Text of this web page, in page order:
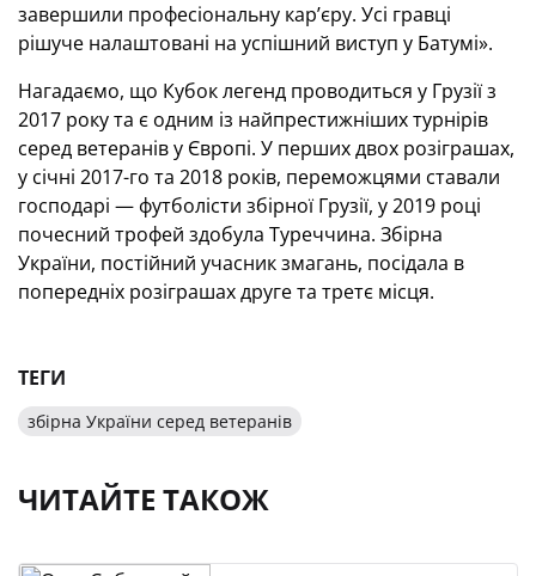
завершили професіональну кар’єру. Усі гравці
рішуче налаштовані на успішний виступ у Батумі».
Нагадаємо, що Кубок легенд проводиться у Грузії з
2017 року та є одним із найпрестижніших турнірів
серед ветеранів у Європі. У перших двох розіграшах,
у січні 2017-го та 2018 років, переможцями ставали
господарі — футболісти збірної Грузії, у 2019 році
почесний трофей здобула Туреччина. Збірна
України, постійний учасник змагань, посідала в
попередніх розіграшах друге та третє місця.
ТЕГИ
збірна України серед ветеранів
ЧИТАЙТЕ ТАКОЖ